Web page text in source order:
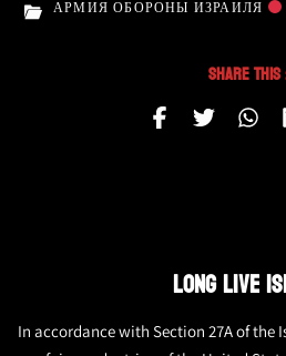
АРМИЯ ОБОРОНЫ ИЗРАИЛЯ
Share This
LONG LIVE
In accordance with Section 27A of the